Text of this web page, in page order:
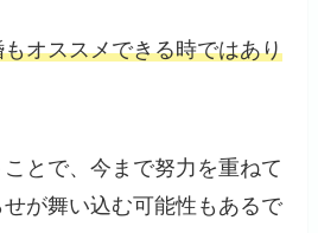
もオススメできる時ではあり
とで、今まで努力を重ねて
が舞い込む可能性もあるで